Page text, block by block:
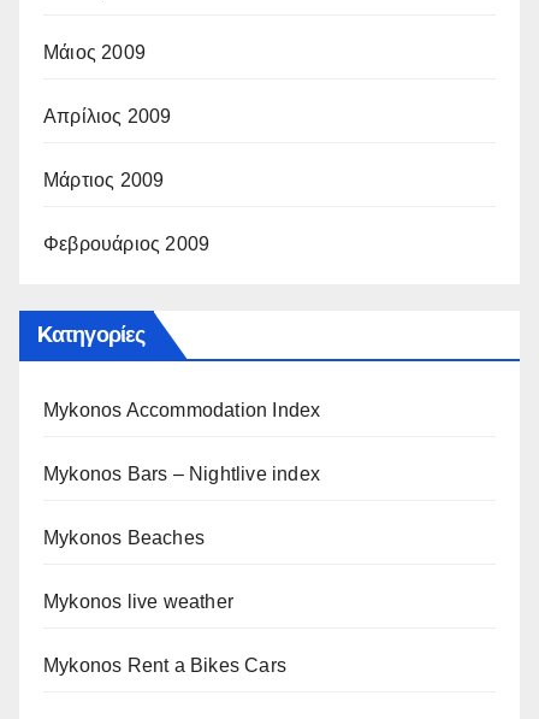
Μάιος 2009
Απρίλιος 2009
Μάρτιος 2009
Φεβρουάριος 2009
Kατηγορίες
Mykonos Accommodation Index
Mykonos Bars – Nightlive index
Mykonos Beaches
Mykonos live weather
Mykonos Rent a Bikes Cars